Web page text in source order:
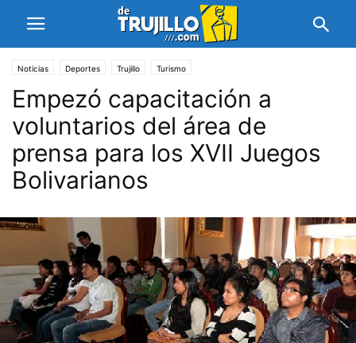
Noticias Deportes Trujillo Turismo
Empezó capacitación a
voluntarios del área de
prensa para los XVII Juegos
Bolivarianos